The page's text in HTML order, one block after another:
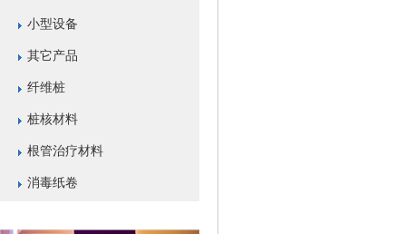
小型设备
其它产品
纤维桩
桩核材料
根管治疗材料
消毒纸卷